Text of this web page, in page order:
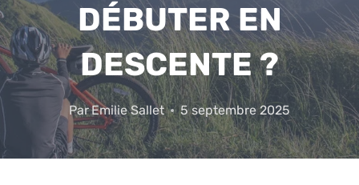
DÉBUTER EN
DESCENTE ?
ParEmilie Sallet 5 septembre 2025